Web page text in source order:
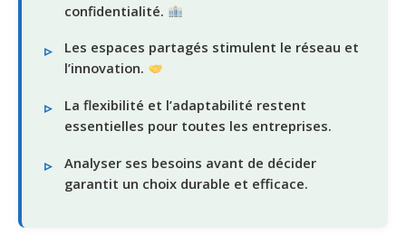
confidentialité.
Les espaces partagés stimulent le réseau et
l’innovation.
La flexibilité et l’adaptabilité restent
essentielles pour toutes les entreprises.
Analyser ses besoins avant de décider
garantit un choix durable et efficace.